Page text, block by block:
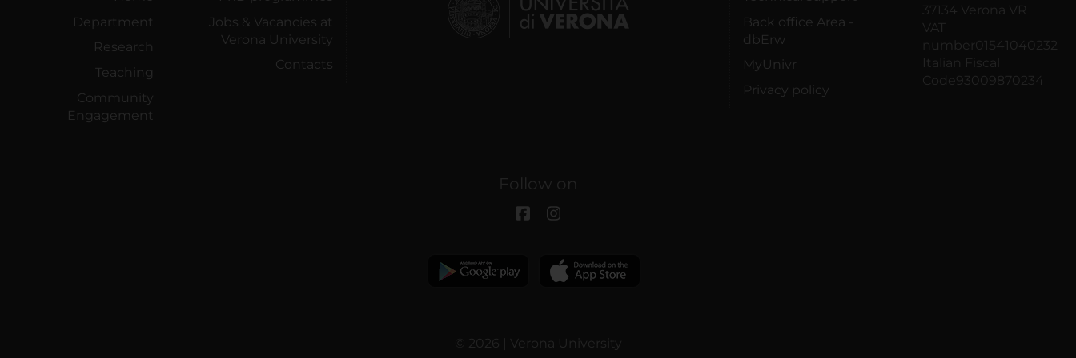
Department
Research
Teaching
Community
Engagement
Jobs & Vacancies at
Verona University
Contacts
Back office Area -
dbErw
MyUnivr
Privacy policy
37134 Verona VR
VAT
number01541040232
Italian Fiscal
Code93009870234
Follow on
© 2026 | Verona University